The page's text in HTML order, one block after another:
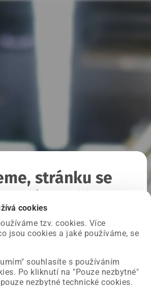
cookies
tzv. cookies. Více
jsou cookies a jaké používáme, se
souhlasíte s používáním
Po kliknutí na "Pouze nezbytné"
nezbytné technické cookies.
stránku se
na naší straně a už ji opravujeme.
načíst požadovanou stránku.
Úvodní strana